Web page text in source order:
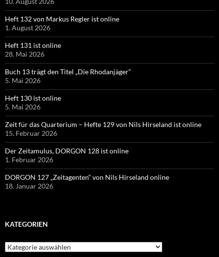
Heft 132 von Markus Regler ist online
1. August 2026
Heft 131 ist online
28. Mai 2026
Buch 13 trägt den Titel „Die Rhodanjäger“
5. Mai 2026
Heft 130 ist online
5. Mai 2026
Zeit für das Quarterium – Hefte 129 von Nils Hirseland ist online
15. Februar 2026
Der Zeitamulus, DORGON 128 ist online
1. Februar 2026
DORGON 127 „Zeitagenten“ von Nils Hirseland online
18. Januar 2026
KATEGORIEN
Kategorien